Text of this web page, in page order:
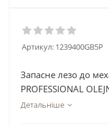
Артикул: 1239400GB5P
Запасне лезо до
PROFESSIONAL
Детальніше